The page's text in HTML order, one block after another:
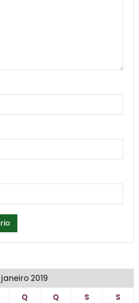
janeiro 2019
Q Q S S